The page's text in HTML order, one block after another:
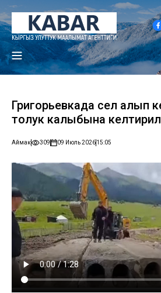
Григорьевкада сел алып
толук калыбына
Аймак 309 09 Июль 202615:05